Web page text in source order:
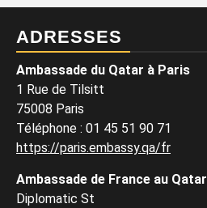
ADRESSES
Ambassade du Qatar à Paris
1 Rue de Tilsitt
75008 Paris
Téléphone : 01 45 51 90 71
https://paris.embassy.qa/fr
Ambassade de France au Qatar
Diplomatic St